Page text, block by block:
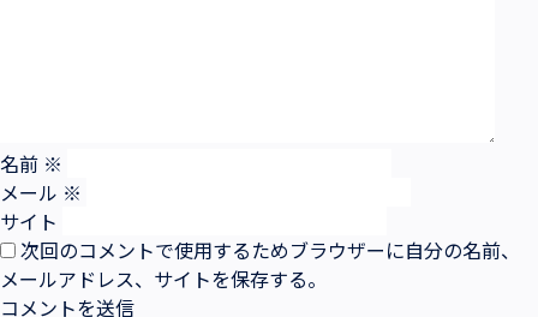
名前 ※
メール ※
サイト
次回のコメントで使用するためブラウザーに自分の名前、
メールアドレス、サイトを保存する。